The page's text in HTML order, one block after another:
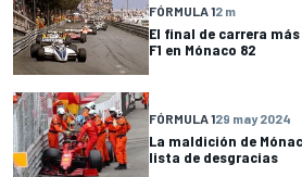
FÓRMULA 12 m
El final de carrera
F1 en Mónaco 82
FÓRMULA 129 may 2024
La maldición de
lista de desgracias